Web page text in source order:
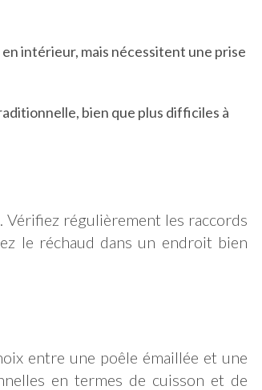
intérieur, mais nécessitent une prise
bien que plus difficiles à
Vérifiez régulièrement les raccords
le réchaud dans un endroit bien
entre une poêle émaillée et une
en termes de cuisson et de